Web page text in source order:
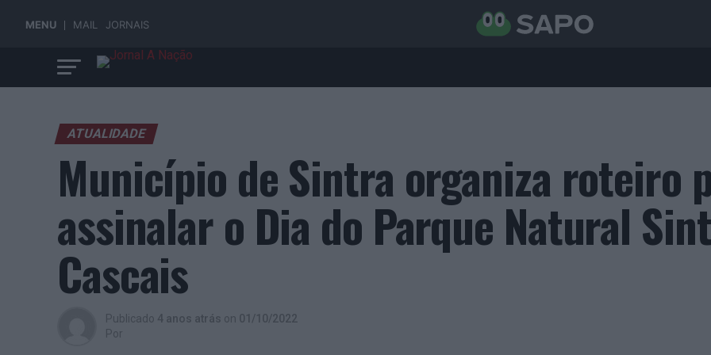
MENU MAIL JORNAIS
ATUALIDADE
Município de Sintra organiza roteiro
assinalar o Dia do Parque Natural
Cascais
Publicado 4 anos atrás on 01/10/2022
Por